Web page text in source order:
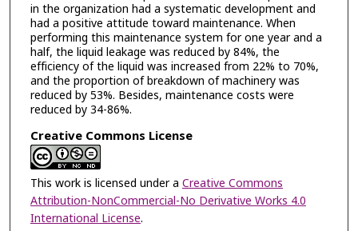
in the organization had a systematic development and
had a positive attitude toward maintenance. When
performing this maintenance system for one year and a
half, the liquid leakage was reduced by 84%, the
efficiency of the liquid was increased from 22% to 70%,
and the proportion of breakdown of machinery was
reduced by 53%. Besides, maintenance costs were
reduced by 34-86%.
Creative Commons License
This work is licensed under a Creative Commons
Attribution-NonCommercial-No Derivative Works 4.0
International License.